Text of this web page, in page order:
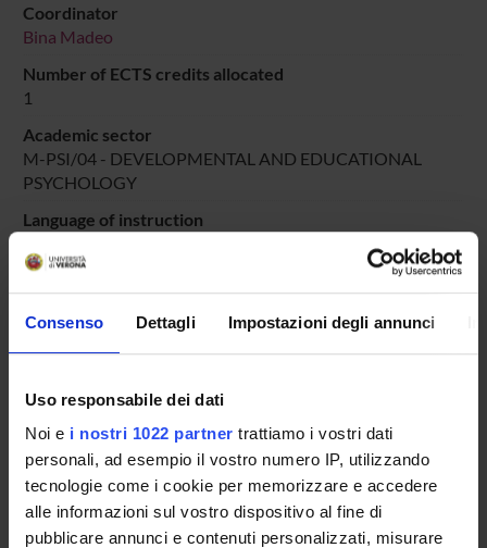
Consenso Dettagli Impostazioni degli annunci
Uso responsabile dei dati
Noi e i nostri 1022 partner trattiamo i vostri dati
personali, ad esempio il vostro numero IP, utilizzando
tecnologie come i cookie per memorizzare e accedere
alle informazioni sul vostro dispositivo al fine di
pubblicare annunci e contenuti personalizzati, misurare
Coordinator
Bina Madeo
Number of ECTS credits allocated
1
Academic sector
M-PSI/04 - DEVELOPMENTAL AND EDUCATIONAL
PSYCHOLOGY
Language of instruction
Course news
Seminars related to the course
LESSON TIMETABLE
Go to lesson schedule